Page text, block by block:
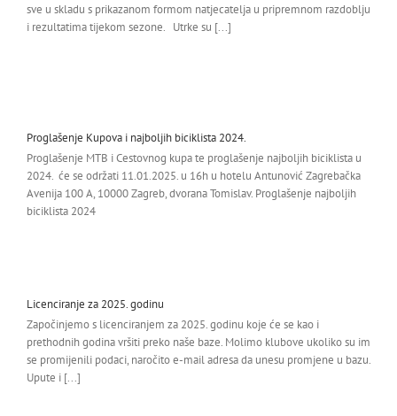
sve u skladu s prikazanom formom natjecatelja u pripremnom razdoblju
i rezultatima tijekom sezone. Utrke su [...]
Proglašenje Kupova i najboljih biciklista 2024.
Proglašenje MTB i Cestovnog kupa te proglašenje najboljih biciklista u
2024. će se održati 11.01.2025. u 16h u hotelu Antunović Zagrebačka
Avenija 100 A, 10000 Zagreb, dvorana Tomislav. Proglašenje najboljih
biciklista 2024
Licenciranje za 2025. godinu
Započinjemo s licenciranjem za 2025. godinu koje će se kao i
prethodnih godina vršiti preko naše baze. Molimo klubove ukoliko su im
se promijenili podaci, naročito e-mail adresa da unesu promjene u bazu.
Upute i [...]